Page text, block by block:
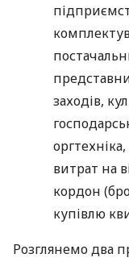
заходів,
витрат на
кордон
купівлю
Розглянемо два